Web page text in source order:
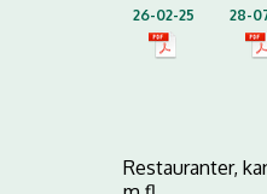
26-02-25 28-
Restauranter,